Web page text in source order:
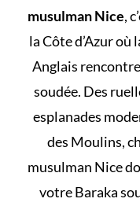
musulman Nice,
la Côte d’Azur où
Anglais
soudée. Des
esplanades
des Moulins,
musulman Nice
votre Baraka